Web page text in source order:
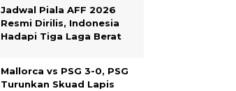
Jadwal Piala AFF 2026
Resmi Dirilis, Indonesia
Hadapi Tiga Laga Berat
Mallorca vs PSG 3-0, PSG
Turunkan Skuad Lapis